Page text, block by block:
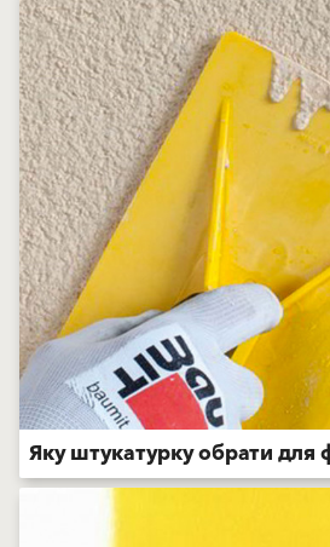
Яку штукатурку обрати для